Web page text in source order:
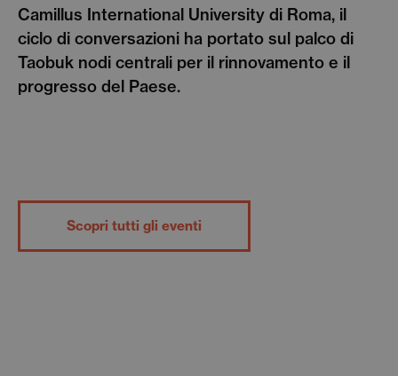
Camillus International University di Roma, il
ciclo di conversazioni ha portato sul palco di
Taobuk nodi centrali per il rinnovamento e il
progresso del Paese.
Scopri tutti gli eventi